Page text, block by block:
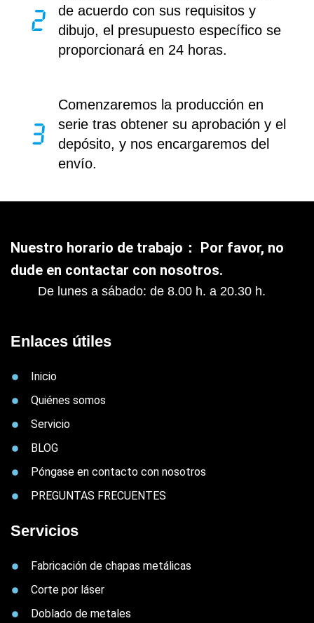
de acuerdo con sus requisitos y
dibujo, el presupuesto específico se
proporcionará en 24 horas.
Comenzaremos la producción en
serie tras obtener su aprobación y el
depósito, y nos encargaremos del
envío.
Nuestro horario de trabajo： Por favor, no
dude en contactar con nosotros.
De lunes a sábado: de 8.00 h. a 20.30 h.
Enlaces útiles
Inicio
Quiénes somos
Servicio
BLOG
Póngase en contacto con nosotros
PREGUNTAS FRECUENTES
Servicios
Fabricación de chapas metálicas
Corte por láser
Doblado de metales